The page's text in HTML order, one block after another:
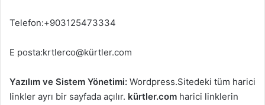
Telefon:+903125473334
E posta:krtlerco@kürtler.com
Yazılım ve Sistem Yönetimi: Wordpress.Sitedeki tüm harici
linkler ayrı bir sayfada açılır. kürtler.com harici linklerin